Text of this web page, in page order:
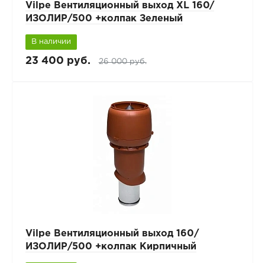
Vilpe Вентиляционный выход XL 160/
ИЗОЛИР/500 +колпак Зеленый
В наличии
23 400 руб. 26 000 руб.
Vilpe Вентиляционный выход 160/
ИЗОЛИР/500 +колпак Кирпичный